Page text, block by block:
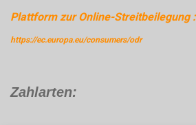
Plattform zur Online-Streitbeilegung :
https://ec.europa.eu/consumers/odr
Zahlarten: